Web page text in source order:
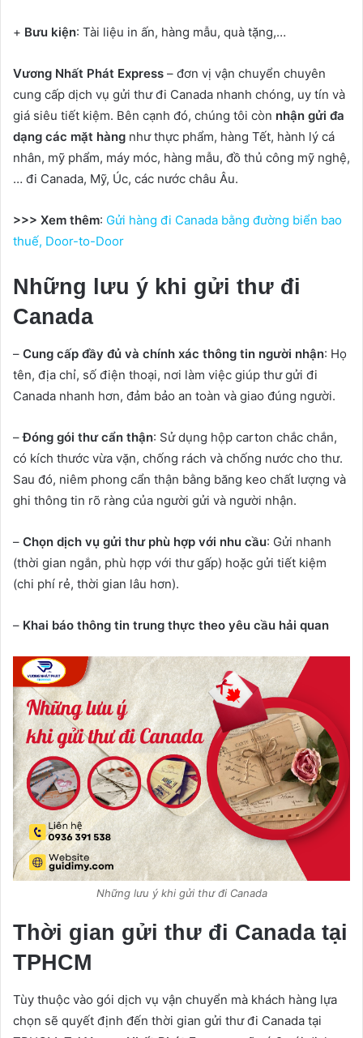
+ Bưu kiện: Tài liệu in ấn, hàng mẫu, quà tặng,…
Vương Nhất Phát Express – đơn vị vận chuyển chuyên
cung cấp dịch vụ gửi thư đi Canada nhanh chóng, uy tín và
giá siêu tiết kiệm. Bên cạnh đó, chúng tôi còn nhận gửi đa
dạng các mặt hàng như thực phẩm, hàng Tết, hành lý cá
nhân, mỹ phẩm, máy móc, hàng mẫu, đồ thủ công mỹ nghệ,
… đi Canada, Mỹ, Úc, các nước châu Âu.
>>> Xem thêm: Gửi hàng đi Canada bằng đường biển bao
thuế, Door-to-Door
Những lưu ý khi gửi thư đi
Canada
– Cung cấp đầy đủ và chính xác thông tin người nhận: Họ
tên, địa chỉ, số điện thoại, nơi làm việc giúp thư gửi đi
Canada nhanh hơn, đảm bảo an toàn và giao đúng người.
–Đóng gói thư cẩn thận: Sử dụng hộp carton chắc chắn,
có kích thước vừa vặn, chống rách và chống nước cho thư.
Sau đó, niêm phong cẩn thận bằng băng keo chất lượng và
ghi thông tin rõ ràng của người gửi và người nhận.
– Chọn dịch vụ gửi thư phù hợp với nhu cầu: Gửi nhanh
(thời gian ngắn, phù hợp với thư gấp) hoặc gửi tiết kiệm
(chi phí rẻ, thời gian lâu hơn).
– Khai báo thông tin trung thực theo yêu cầu hải quan
Những lưu ý khi gửi thư đi Canada
Thời gian gửi thư đi Canada tại
TPHCM
Tùy thuộc vào gói dịch vụ vận chuyển mà khách hàng lựa
chọn sẽ quyết định đến thời gian gửi thư đi Canada tại